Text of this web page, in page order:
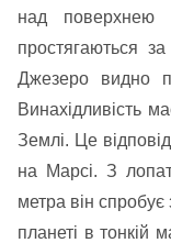
над поверхнею
простягаються
Джезеро видно
Винахідливість
Землі. Це
на Марсі. З
метра він спробує
планеті в тонкій